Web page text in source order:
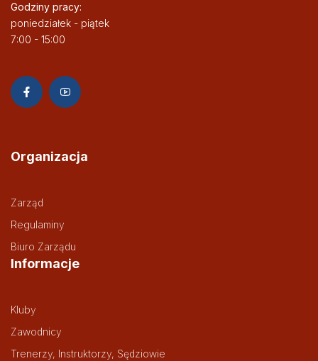
Godziny pracy:
poniedziałek - piątek
7:00 - 15:00
Organizacja
Zarząd
Regulaminy
Biuro Zarządu
Informacje
Kluby
Zawodnicy
Trenerzy, Instruktorzy, Sędziowie